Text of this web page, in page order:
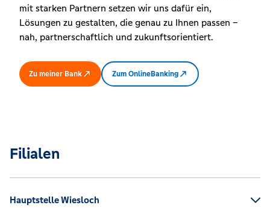
mit starken Partnern setzen wir uns dafür ein,
Lösungen zu gestalten, die genau zu Ihnen passen –
nah, partnerschaftlich und zukunftsorientiert.
Zu meiner Bank Zum OnlineBanking
Filialen
Hauptstelle Wiesloch